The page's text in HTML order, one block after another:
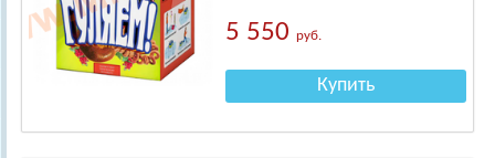
5 550руб.
Купить